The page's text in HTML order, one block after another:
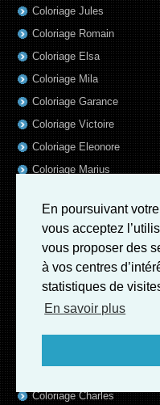
En poursuivant
vous acceptez
vous proposer des
à vos centres
statistiques de
En savoir plus
Coloriage Jules
Coloriage Romain
Coloriage Elsa
Coloriage Mila
Coloriage Garance
Coloriage Victoire
Coloriage Eleonore
Coloriage Marius
Coloriage Ava
Coloriage Simon
Coloriage Lina
Coloriage Julien
Coloriage Nina
Coloriage Charles